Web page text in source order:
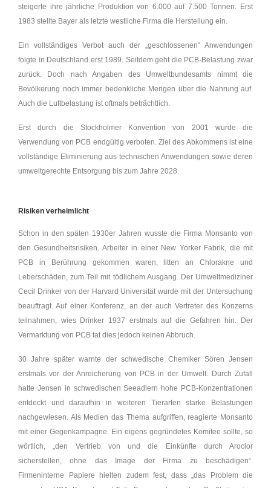
steigerte ihre jährliche Produktion von 6.000 auf 7.500 Tonnen. Erst
1983 stellte Bayer als letzte westliche Firma die Herstellung ein.
Ein vollständiges Verbot auch der „geschlossenen“ Anwendungen
folgte in Deutschland erst 1989. Seitdem geht die PCB-Belastung zwar
zurück. Doch nach Angaben des Umweltbundesamts nimmt die
Bevölkerung noch immer bedenkliche Mengen über die Nahrung auf.
Auch die Luftbelastung ist oftmals beträchtlich.
Erst durch die Stockholmer Konvention von 2001 wurde die
Verwendung von PCB endgültig verboten. Ziel des Abkommens ist eine
vollständige Eliminierung aus technischen Anwendungen sowie deren
umweltgerechte Entsorgung bis zum Jahre 2028.
Risiken verheimlicht
Schon in den späten 1930er Jahren wusste die Firma Monsanto von
den Gesundheitsrisiken. Arbeiter in einer New Yorker Fabrik, die mit
PCB in Berührung gekommen waren, litten an Chlorakne und
Leberschäden, zum Teil mit tödlichem Ausgang. Der Umweltmediziner
Cecil Drinker von der Harvard Universität wurde mit der Untersuchung
beauftragt. Auf einer Konferenz, an der auch Vertreter des Konzerns
teilnahmen, wies Drinker 1937 erstmals auf die Gefahren hin. Der
Vermarktung von PCB tat dies jedoch keinen Abbruch.
30 Jahre später warnte der schwedische Chemiker Sören Jensen
erstmals vor der Anreicherung von PCB in der Umwelt. Durch Zufall
hatte Jensen in schwedischen Seeadlern hohe PCB-Konzentrationen
entdeckt und daraufhin in weiteren Tierarten starke Belastungen
nachgewiesen. Als Medien das Thema aufgriffen, reagierte Monsanto
mit einer Gegenkampagne. Ein eigens gegründetes Komitee sollte, so
wörtlich, „den Vertrieb von und die Einkünfte durch Aroclor
sicherstellen, ohne das Image der Firma zu beschädigen“.
Firmeninterne Papiere hielten zudem fest, dass „das Problem die